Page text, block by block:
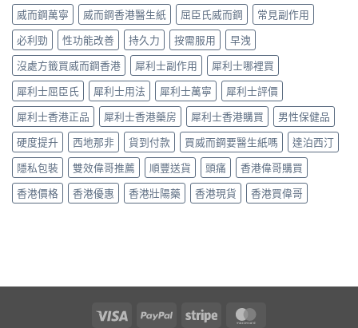
析〉
中
係
食
唔
對，
副
作
用
要
識
分
輕
重〉
中
續
時
間、
副
作
用
一
次
對
清〉
中
形
壓
力」：
點
解
愈
嚟
愈
多
人
選
擇
用
藥
幫
威而鋼萬寧
威而鋼香港醫生紙 屈臣氏威而鋼
常見副作用
必利勁
性功能改善 持久力 按需服用
早洩
沒處方籤買威而鋼香港
犀利士副作用
犀利士哪裡買
犀利士屈臣氏
犀利士用法 犀利士萬寧
犀利士評價
犀利士香港正品
犀利士香港藥房 犀利士香港購買
男性保健品
硬度提升
西地那非 貨到付款 買威而鋼要醫生紙嗎
達泊西汀
隱私包裝
雙效偉哥推薦 順豐送貨 頭痛
香港偉哥購買
香港價格
香港優惠 香港壯陽藥 香港現貨 香港買偉哥
Visa PayPal Stripe